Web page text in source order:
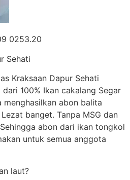
0253.20
Sehati
Kraksaan Dapur Sehati
100% Ikan cakalang Segar
menghasilkan abon balita
banget. Tanpa MSG dan
abon dari ikan tongkol
untuk semua anggota
laut?